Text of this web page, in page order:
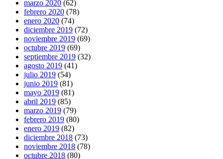
marzo 2020 (62)
febrero 2020 (78)
enero 2020 (74)
diciembre 2019 (72)
noviembre 2019 (69)
octubre 2019 (69)
septiembre 2019 (32)
agosto 2019 (41)
julio 2019 (54)
junio 2019 (81)
mayo 2019 (81)
abril 2019 (85)
marzo 2019 (79)
febrero 2019 (80)
enero 2019 (82)
diciembre 2018 (73)
noviembre 2018 (78)
octubre 2018 (80)